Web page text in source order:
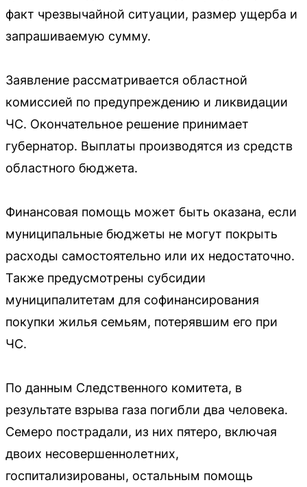
факт чрезвычайной ситуации, размер ущерба и
запрашиваемую сумму.
Заявление рассматривается областной
комиссией по предупреждению и ликвидации
ЧС. Окончательное решение принимает
губернатор. Выплаты производятся из средств
областного бюджета.
Финансовая помощь может быть оказана, если
муниципальные бюджеты не могут покрыть
расходы самостоятельно или их недостаточно.
Также предусмотрены субсидии
муниципалитетам для софинансирования
покупки жилья семьям, потерявшим его при
ЧС.
По данным Следственного комитета, в
результате взрыва газа погибли два человека.
Семеро пострадали, из них пятеро, включая
двоих несовершеннолетних,
госпитализированы, остальным помощь